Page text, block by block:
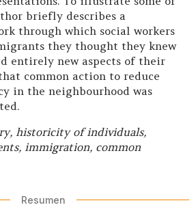
briefly describes a
through which social workers
they thought they knew
entirely new aspects of their
common action to reduce
in the neighbourhood was
historicity of individuals,
immigration, common
Resumen